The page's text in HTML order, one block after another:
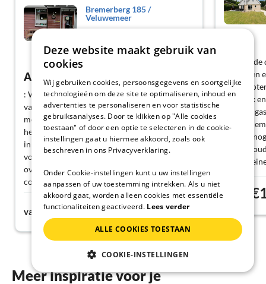
Bremerberg 185 /
Veluwemeer
Toon Duits
: We verbleven slechts 3 nachten in deze oase
van welzijn, maar bij aankomst was het
meteen betoverend. Na de eerste tour door
het huis ontdekten we al snel dat hoewel de
inrichting wat ouder was, het met veel oog
voor detail was samengesteld. We waren ook
overtuigd van de netheid van het huis en de
compleetheid van de keukenuitrusting, hier
kun je ook lekker koken. De locatie in het park
is uitstekend en het overdekte terras nodigt
uit om te blijven hangen. Het contact met de
verhuurders verliep vlekkeloos, hierbij
nogmaals hartelijk dank voor jullie
eerlijkheid... Jullie weten ook waarom. Tot slot
kunnen we alleen maar een aanbeveling doen,
het hele pakket klopt hier. Veel vriendelijke
vanaf €91 Nacht
Dit was
verbleven
van
complex
tip voor
mee te
kunnen
ramen
enige
in de
goed
Meer inspiratie voor je
Deze website maakt gebruik van
cookies
Wij gebruiken cookies, persoonsgegevens en soortgelijke
technologieën om deze site te optimaliseren, inhoud en
advertenties te personaliseren en voor statistische
gebruiksanalyses. Door te klikken op "Alle cookies
toestaan" of door een optie te selecteren in de cookie-
instellingen gaat u hiermee akkoord, zoals ook
beschreven in ons Privacyverklaring.
Onder Cookie-instellingen kunt u uw instellingen
aanpassen of uw toestemming intrekken. Als u niet
akkoord gaat, worden alleen cookies met essentiële
functionaliteiten geactiveerd. Lees verder
ALLE COOKIES TOESTAAN
COOKIE-INSTELLINGEN